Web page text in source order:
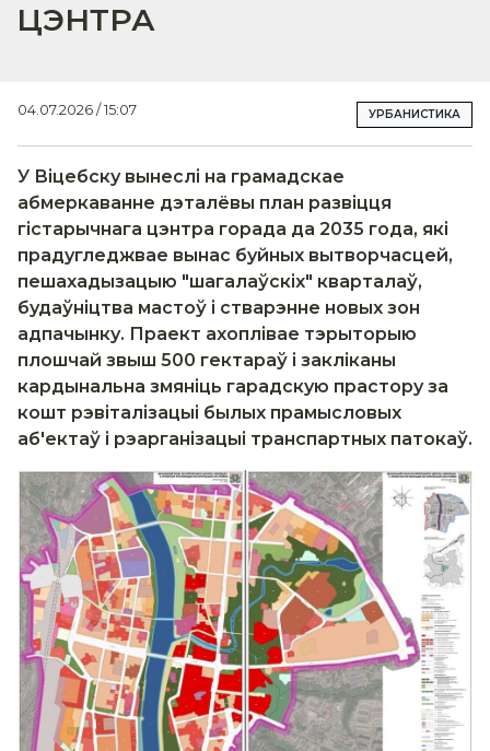
ЦЭНТРА
04.07.2026 / 15:07 УРБАНИСТИКА
У Віцебску вынеслі на грамадскае
абмеркаванне дэталёвы план развіцця
гістарычнага цэнтра горада да 2035 года, які
прадугледжвае вынас буйных вытворчасцей,
пешахадызацыю "шагалаўскіх" кварталаў,
будаўніцтва мастоў і стварэнне новых зон
адпачынку. Праект ахоплівае тэрыторыю
плошчай звыш 500 гектараў і закліканы
кардынальна змяніць гарадскую прастору за
кошт рэвіталізацыі былых прамысловых
аб'ектаў і рэарганізацыі транспартных патокаў.